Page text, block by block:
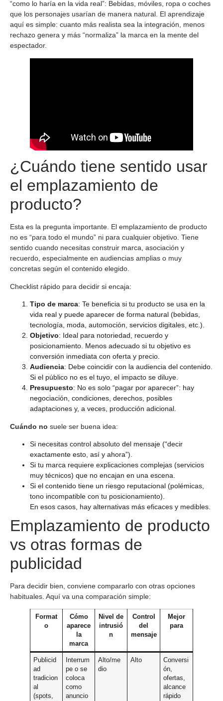
“como lo haría en la vida real”: Bebidas, móviles, ropa o coches
que los personajes usarían de manera natural. El aprendizaje
aquí es simple: cuanto más realista sea la integración, menos
rechazo genera y más “normaliza” la marca en la mente del
espectador.
¿Cuándo tiene sentido usar
el emplazamiento de
producto?
Esta es la pregunta importante. El emplazamiento de producto
no es “para todo el mundo” ni para cualquier objetivo. Tiene
sentido cuando necesitas construir marca, asociación y
recuerdo, especialmente en audiencias amplias o muy
concretas según el contenido elegido.
Checklist rápido para decidir si encaja:
Tipo de marca: Te beneficia si tu producto se usa en la
vida real y puede aparecer de forma natural (bebidas,
tecnología, moda, automoción, servicios digitales, etc.).
Objetivo: Ideal para notoriedad, recuerdo y
posicionamiento. Menos adecuado si tu objetivo es
conversión inmediata con oferta y precio.
Audiencia: Debe coincidir con la audiencia del contenido.
Si el público no es el tuyo, el impacto se diluye.
Presupuesto: No es solo “pagar por aparecer”: hay
negociación, condiciones, derechos, posibles
adaptaciones y, a veces, producción adicional.
Cuándo no suele ser buena idea:
Si necesitas control absoluto del mensaje (“decir
exactamente esto, así y ahora”).
Si tu marca requiere explicaciones complejas (servicios
muy técnicos) que no encajan en una escena.
Si el contenido tiene un riesgo reputacional (polémicas,
tono incompatible con tu posicionamiento).
En esos casos, hay alternativas más eficaces y medibles.
Emplazamiento de producto
vs otras formas de
publicidad
Para decidir bien, conviene compararlo con otras opciones
habituales. Aquí va una comparación simple:
Format
o
Cómo
aparece
la
marca
Nivel de
intrusió
n
Control
del
mensaje
Mejor
para
Publicid
ad
tradicion
al
(spots,
Interrum
pe o se
coloca
como
anuncio
Alto/me
dio
Alto
Conversi
ón,
ofertas,
alcance
rápido